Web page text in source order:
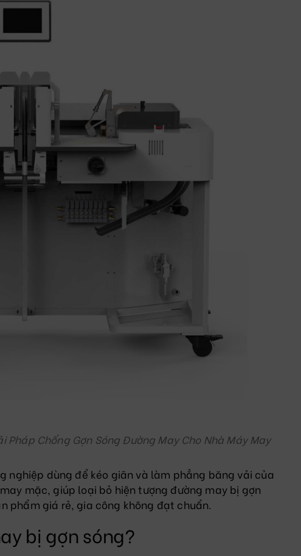
Pháp Chống Gợn Sóng Đường May Cho Nhà Máy May
nghiệp dùng để kéo giãn và làm phẳng băng vải của
mặc, giúp loại bỏ hiện tượng đường may bị gợn
phẩm giá rẻ, gia công không đạt chuẩn.
bị gợn sóng?